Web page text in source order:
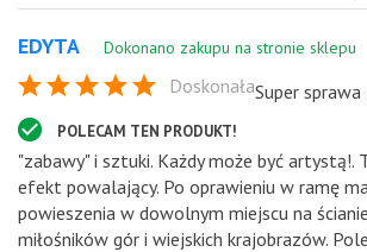
EDYTA Dokonano zakupu na stronie sklepu
Doskonała
POLECAM TEN PRODUKT!
Super
"zabawy" i sztuki. Każdy może być artystą!.
efekt powalający. Po oprawieniu w ramę
powieszenia w dowolnym miejscu na
miłośników gór i wiejskich krajobrazów.